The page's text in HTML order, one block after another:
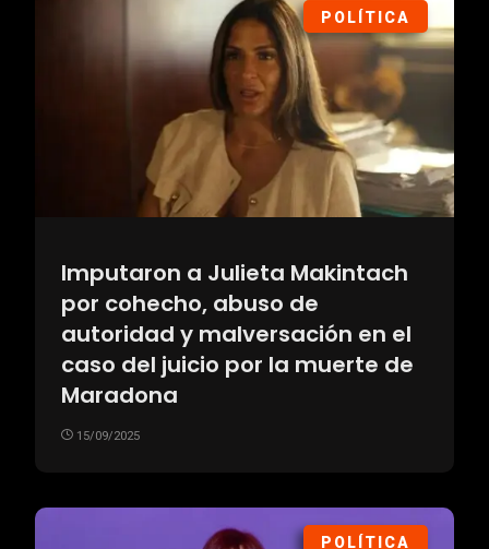
POLÍTICA
Imputaron a Julieta Makintach
por cohecho, abuso de
autoridad y malversación en el
caso del juicio por la muerte de
Maradona
15/09/2025
POLÍTICA